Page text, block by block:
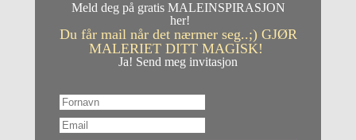
Meld deg på gratis MALEINSPIRASJON
her!
Du får mail når det nærmer seg..;) GJØR
MALERIET DITT MAGISK!
Ja! Send meg invitasjon